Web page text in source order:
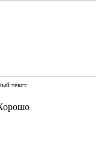
текст.